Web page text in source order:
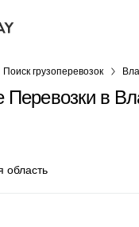
Поиск грузоперевозок
Перевозки в
область